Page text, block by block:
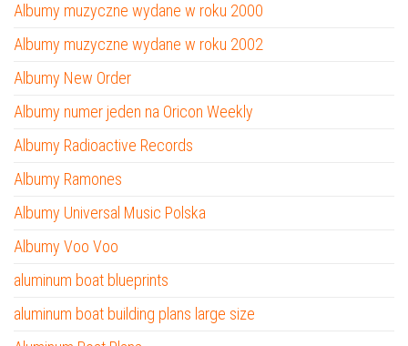
Albumy muzyczne wydane w roku 2000
Albumy muzyczne wydane w roku 2002
Albumy New Order
Albumy numer jeden na Oricon Weekly
Albumy Radioactive Records
Albumy Ramones
Albumy Universal Music Polska
Albumy Voo Voo
aluminum boat blueprints
aluminum boat building plans large size